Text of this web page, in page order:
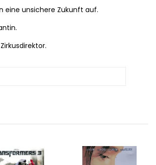
eine unsichere Zukunft auf.